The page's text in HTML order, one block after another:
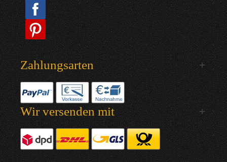
Zahlungsarten
Wir versenden mit